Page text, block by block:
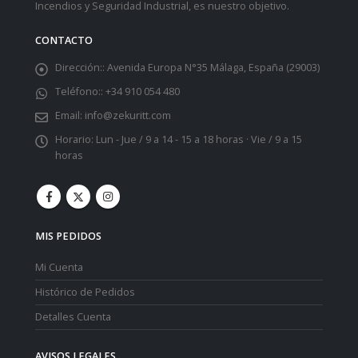
Incendios y Seguridad Industrial, es nuestro objetivo.
CONTACTO
Dirección:: Avenida Europa N°35 Málaga, España (29003)
Teléfono:: +34 910 054 480
Email: info@zekuritt.com
Horario: Lun - Jue / 9 a 14 - 15 a 18 horas · Vie / 9 a 15
horas
MIS PEDIDOS
Mi Cuenta
Histórico de Pedidos
Detalles Cuenta